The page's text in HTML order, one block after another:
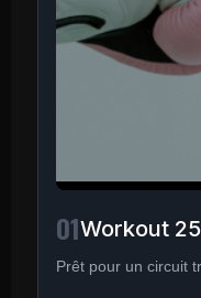
01Workout
Prêt pour un circuit